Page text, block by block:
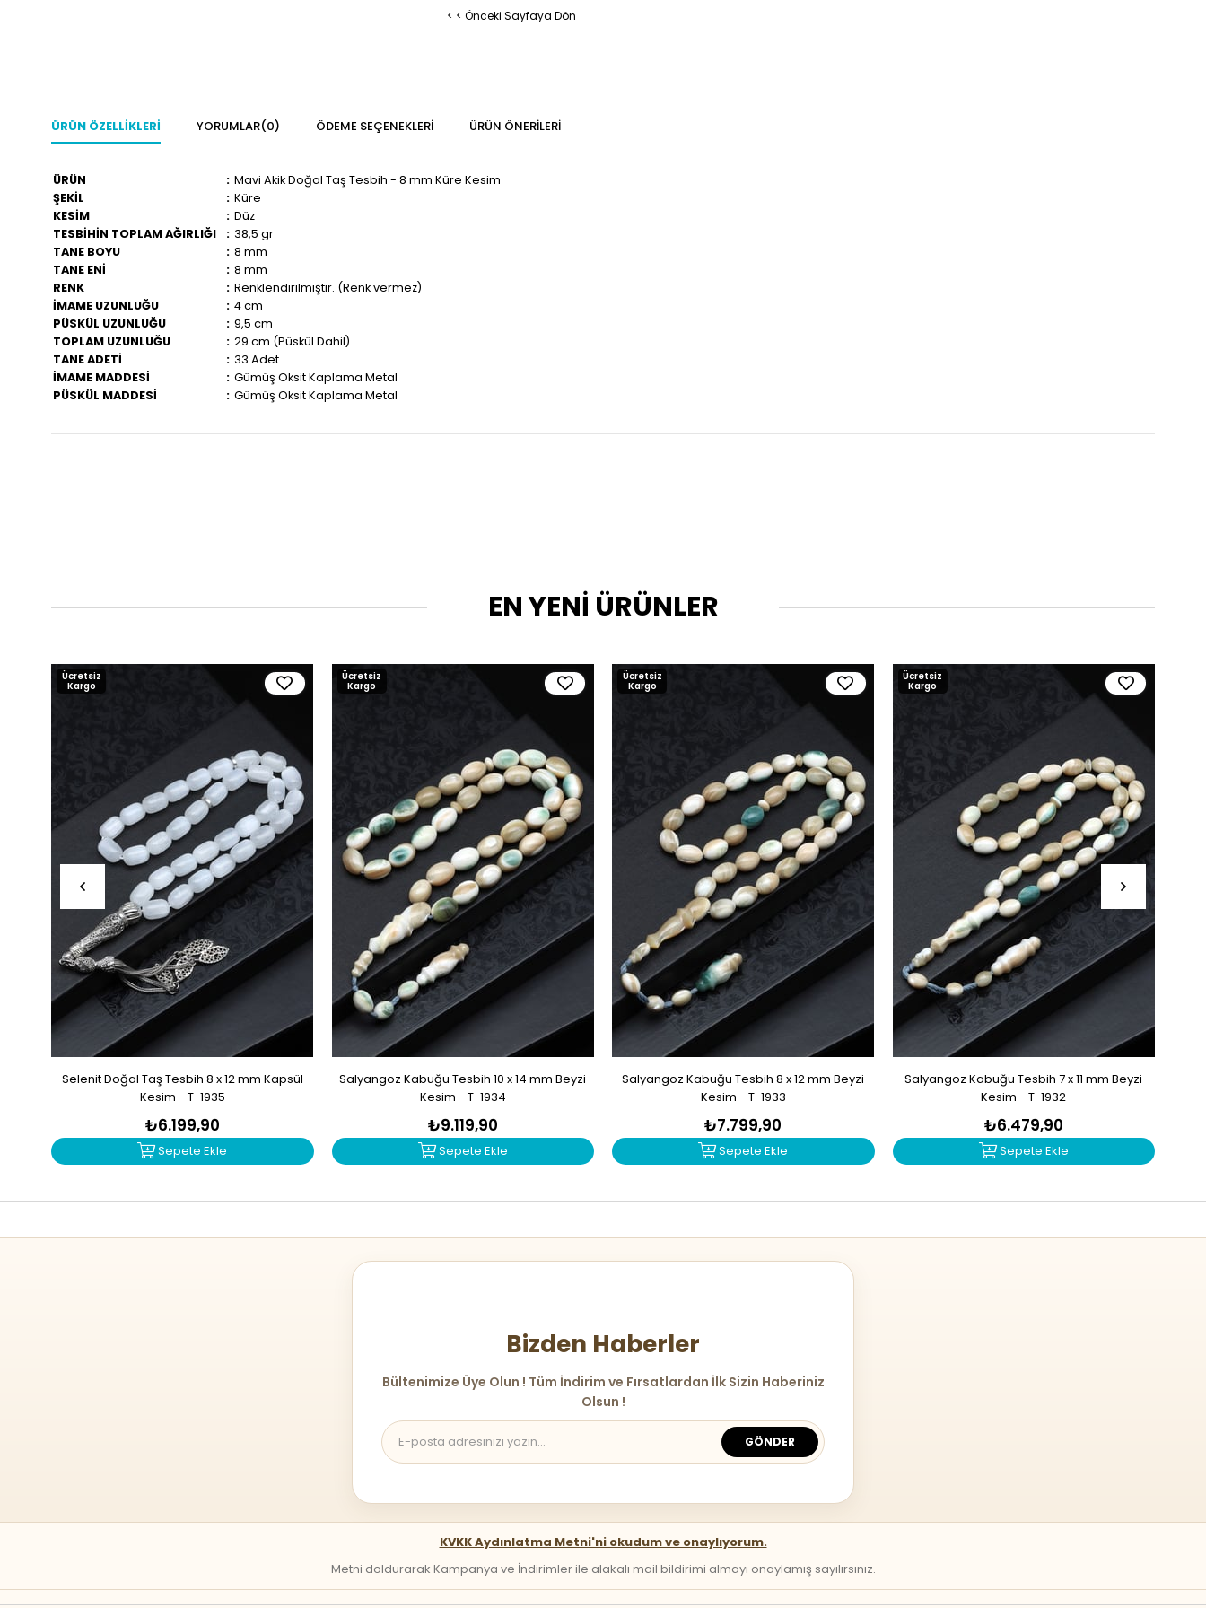
< < Önceki Sayfaya Dön
ÜRÜN ÖZELLIKLERI YORUMLAR(0) ÖDEME SEÇENEKLERI ÜRÜN ÖNERILERI
ÜRÜN : Mavi Akik Doğal Taş Tesbih - 8 mm Küre Kesim
ŞEKİL
: Küre
KESİM
: Düz
TESBİHİN TOPLAM AĞIRLIĞI
: 38,5 gr
TANE BOYU
: 8 mm
TANE ENİ
: 8 mm
RENK
: Renklendirilmiştir. (Renk vermez)
İMAME UZUNLUĞU
: 4 cm
PÜSKÜL UZUNLUĞU
: 9,5 cm
TOPLAM UZUNLUĞU
: 29 cm (Püskül Dahil)
TANE ADETİ
: 33 Adet
İMAME MADDESİ
: Gümüş Oksit Kaplama Metal
PÜSKÜL MADDESİ
: Gümüş Oksit Kaplama Metal
EN YENİ ÜRÜNLER
Selenit Doğal Taş Tesbih 8 x 12 mm Kapsül
Kesim - T-1935
₺6.199,90
Sepete Ekle
Ücretsiz
Kargo
Salyangoz Kabuğu Tesbih 10 x 14 mm Beyzi
Kesim - T-1934
₺9.119,90
Sepete Ekle
Ücretsiz
Kargo
Salyangoz Kabuğu Tesbih 8 x 12 mm Beyzi
Kesim - T-1933
₺7.799,90
Sepete Ekle
Ücretsiz
Kargo
Salyangoz Kabuğu Tesbih 7 x 11 mm Beyzi
Kesim - T-1932
₺6.479,90
Sepete Ekle
Ücretsiz
Kargo
Bizden Haberler
Bültenimize Üye Olun ! Tüm İndirim ve Fırsatlardan İlk Sizin Haberiniz
Olsun !
GÖNDER
KVKK Aydınlatma Metni'ni okudum ve onaylıyorum.
Metni doldurarak Kampanya ve İndirimler ile alakalı mail bildirimi almayı onaylamış sayılırsınız.